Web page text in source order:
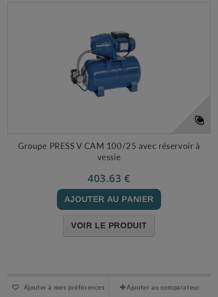
Groupe PRESS V CAM 100/25 avec réservoir à
vessie
403.63 €
AJOUTER AU PANIER
VOIR LE PRODUIT
Ajouter à mes préférences Ajouter au comparateur